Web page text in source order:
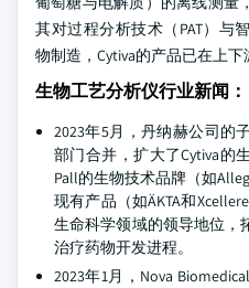
其对过程分析技术（PAT）与
物制造，Cytiva的产品已在上下
生物工艺分析仪行业新闻：
2023年5月，丹纳赫公司的
部门合并，扩大了Cytiva的
Pall的生物技术品牌（如
现有产品（如ÄKTA和
生命科学领域的领导地位，
治疗药物开发进程。
2023年1月，Nova